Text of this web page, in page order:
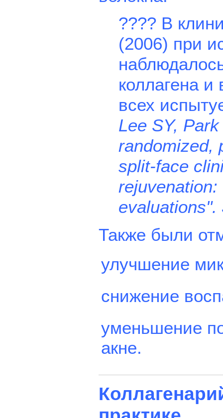
???? В
(2006) при
коллагена
всех
Lee SY,
randomized,
split-face
Также были
улучшение
снижение
уменьшение
акне.